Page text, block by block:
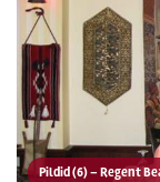
Pildid (6) – Regent